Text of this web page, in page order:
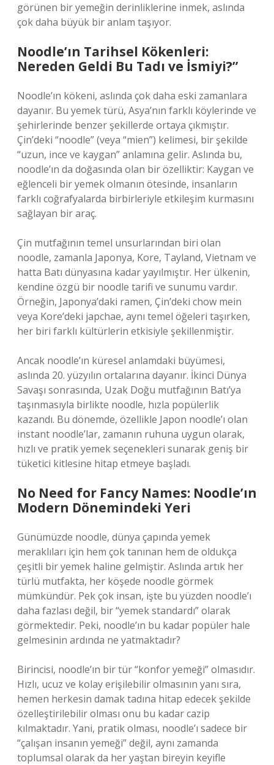
görünen bir yemeğin derinliklerine inmek, aslında
çok daha büyük bir anlam taşıyor.
Noodle’ın Tarihsel Kökenleri:
Nereden Geldi Bu Tadı ve İsmiyi?”
Noodle’ın kökeni, aslında çok daha eski zamanlara
dayanır. Bu yemek türü, Asya’nın farklı köylerinde ve
şehirlerinde benzer şekillerde ortaya çıkmıştır.
Çin’deki “noodle” (veya “mien”) kelimesi, bir şekilde
“uzun, ince ve kaygan” anlamına gelir. Aslında bu,
noodle’ın da doğasında olan bir özelliktir: Kaygan ve
eğlenceli bir yemek olmanın ötesinde, insanların
farklı coğrafyalarda birbirleriyle etkileşim kurmasını
sağlayan bir araç.
Çin mutfağının temel unsurlarından biri olan
noodle, zamanla Japonya, Kore, Tayland, Vietnam ve
hatta Batı dünyasına kadar yayılmıştır. Her ülkenin,
kendine özgü bir noodle tarifi ve sunumu vardır.
Örneğin, Japonya’daki ramen, Çin’deki chow mein
veya Kore’deki japchae, aynı temel öğeleri taşırken,
her biri farklı kültürlerin etkisiyle şekillenmiştir.
Ancak noodle’ın küresel anlamdaki büyümesi,
aslında 20. yüzyılın ortalarına dayanır. İkinci Dünya
Savaşı sonrasında, Uzak Doğu mutfağının Batı’ya
taşınmasıyla birlikte noodle, hızla popülerlik
kazandı. Bu dönemde, özellikle Japon noodle’ı olan
instant noodle’lar, zamanın ruhuna uygun olarak,
hızlı ve pratik yemek seçenekleri sunarak geniş bir
tüketici kitlesine hitap etmeye başladı.
No Need for Fancy Names: Noodle’ın
Modern Dönemindeki Yeri
Günümüzde noodle, dünya çapında yemek
meraklıları için hem çok tanınan hem de oldukça
çeşitli bir yemek haline gelmiştir. Aslında artık her
türlü mutfakta, her köşede noodle görmek
mümkündür. Pek çok insan, işte bu yüzden noodle’ı
daha fazlası değil, bir “yemek standardı” olarak
görmektedir. Peki, noodle’ın bu kadar popüler hale
gelmesinin ardında ne yatmaktadır?
Birincisi, noodle’ın bir tür “konfor yemeği” olmasıdır.
Hızlı, ucuz ve kolay erişilebilir olmasının yanı sıra,
hemen herkesin damak tadına hitap edecek şekilde
özelleştirilebilir olması onu bu kadar cazip
kılmaktadır. Yani, pratik olması, noodle’ı sadece bir
“çalışan insanın yemeği” değil, aynı zamanda
toplumsal olarak da her yaştan bireyin keyifle